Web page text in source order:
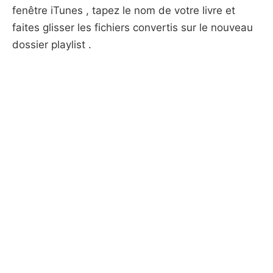
fenêtre iTunes , tapez le nom de votre livre et
faites glisser les fichiers convertis sur le nouveau
dossier playlist .